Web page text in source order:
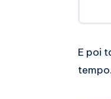
E poi